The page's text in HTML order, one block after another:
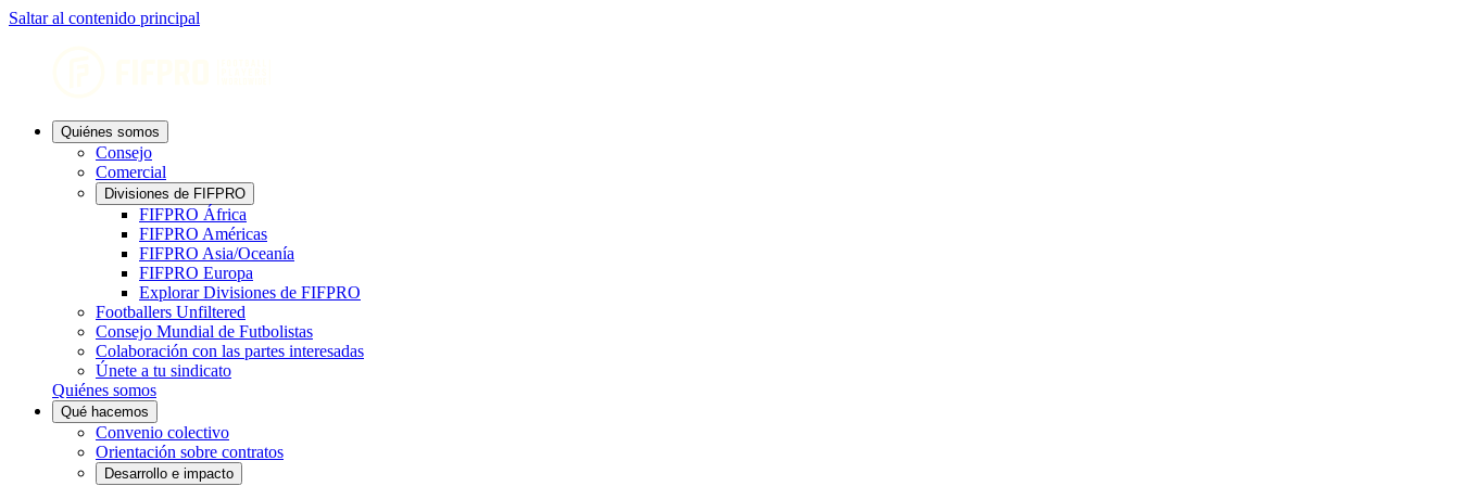
Saltar al contenido principal
Quiénes somos
Consejo
Comercial
Divisiones de FIFPRO
FIFPRO África
FIFPRO Américas
FIFPRO Asia/Oceanía
FIFPRO Europa
Explorar Divisiones de FIFPRO
Footballers Unfiltered
Consejo Mundial de Futbolistas
Colaboración con las partes interesadas
Únete a tu sindicato
Quiénes somos
Qué hacemos
Convenio colectivo
Orientación sobre contratos
Desarrollo e impacto